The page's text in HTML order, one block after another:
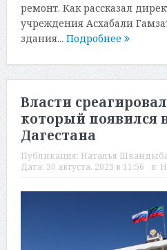
ремонт. Как рассказал
учреждения Асхабали
здания... Подробнее
Власти
который появился
Дагестана
Публикация: Наталья
Дата: 30 августа, 2023 в 11:56 в: